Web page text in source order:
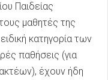
Παιδείας
μαθητές της
κατηγορία των
παθήσεις (για
έχουν ήδη